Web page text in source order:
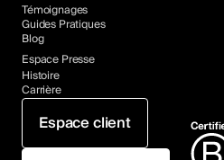
Témoignages
Guides Pratiques
Blog
Espace Presse
Histoire
Carrière
Espace client